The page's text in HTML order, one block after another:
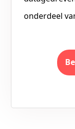
onderdeel